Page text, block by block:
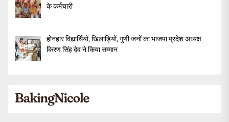
के कर्मचारी
होनहार विद्यार्थियों, खिलाड़ियों, गुणी जनों का भाजपा प्रदेश अध्यक्ष
किरण सिंह देव ने किया सम्मान